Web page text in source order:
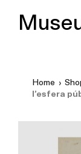
Home ›
l’esfera